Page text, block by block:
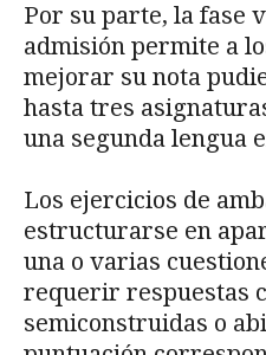
Por su parte, la fase
admisión permite a
mejorar su nota
hasta tres
una segunda lengua
Los ejercicios de
estructurarse en
una o varias
requerir respuestas
semiconstruidas o